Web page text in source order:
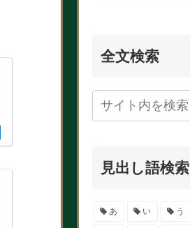
全文検索
見出し語検索
あ い う